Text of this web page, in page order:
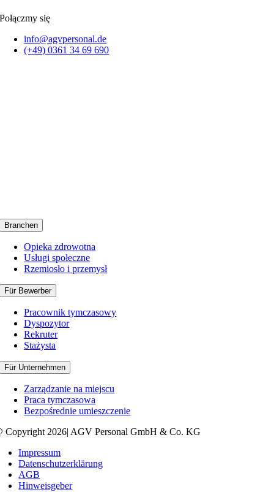
Połączmy się
info@agvpersonal.de
(+49) 0361 34 69 690
Branchen
Opieka zdrowotna
Usługi społeczne
Rzemiosło i przemysł
Für Bewerber
Pracownik tymczasowy
Dyspozytor
Rekruter
Stażysta
Für Unternehmen
Zarządzanie na miejscu
Praca tymczasowa
Bezpośrednie umieszczenie
Copyright 2026| AGV Personal GmbH & Co. KG
Impressum
Datenschutzerklärung
AGB
Hinweisgeber